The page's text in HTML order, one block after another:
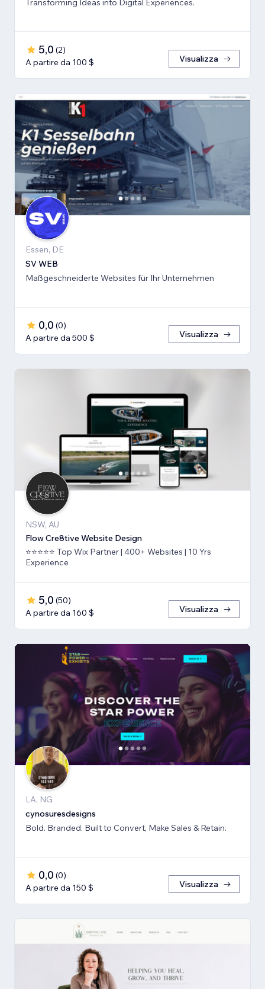
Transforming Ideas into Digital Experiences.
5,0 (2)
A partire da 100 $
Visualizza
Essen, DE
SV WEB
Maßgeschneiderte Websites für Ihr Unternehmen
0,0 (0)
A partire da 500 $
Visualizza
NSW, AU
Flow Cre8tive Website Design
⭐⭐⭐⭐⭐ Top Wix Partner | 400+ Websites | 10 Yrs
Experience
5,0 (50)
A partire da 160 $
Visualizza
LA, NG
cynosuresdesigns
Bold. Branded. Built to Convert, Make Sales & Retain.
0,0 (0)
A partire da 150 $
Visualizza